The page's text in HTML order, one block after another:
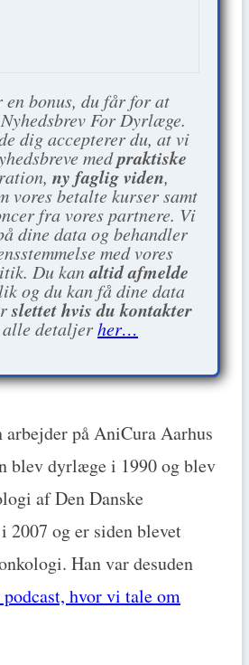
en bonus, du får for at
For Dyrlæge.
dig accepterer du, at vi
medpraktiske
ny faglig viden,
vores betalte kurser samt
fra vores partnere. Vi
dine data og behandler
med vores
Du kanaltid afmelde
og du kan få dine data
slettet hvis du kontakter
alle detaljerher…
arbejder på AniCura Aarhus
blev dyrlæge i 1990 og blev
af Den Danske
og er siden blevet
Han var desuden
hvor vi tale om